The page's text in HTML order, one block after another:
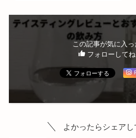
この記事が気に入っ
フォローしてね
よかったらシェアし